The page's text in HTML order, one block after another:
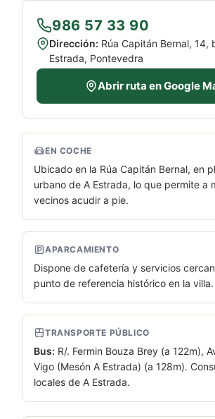
986 57 33 90
Dirección: Rúa Capitán Bernal, 14,
Estrada, Pontevedra
Abrir ruta en Google
EN COCHE
Ubicado en la Rúa Capitán Bernal, en
urbano de A Estrada, lo que permite a
vecinos acudir a pie.
APARCAMIENTO
Dispone de cafetería y servicios
punto de referencia histórico en la villa.
TRANSPORTE PÚBLICO
Bus: R/. Fermin Bouza Brey (a 122m),
Vigo (Mesón A Estrada) (a 128m).
locales de A Estrada.